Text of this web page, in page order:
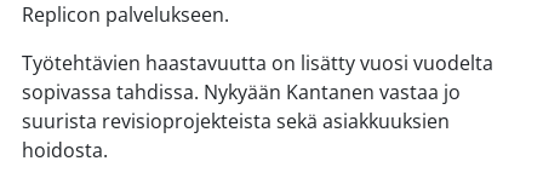
Replicon palvelukseen.
Työtehtävien haastavuutta on lisätty vuosi vuodelta
sopivassa tahdissa. Nykyään Kantanen vastaa jo
suurista revisioprojekteista sekä asiakkuuksien
hoidosta.